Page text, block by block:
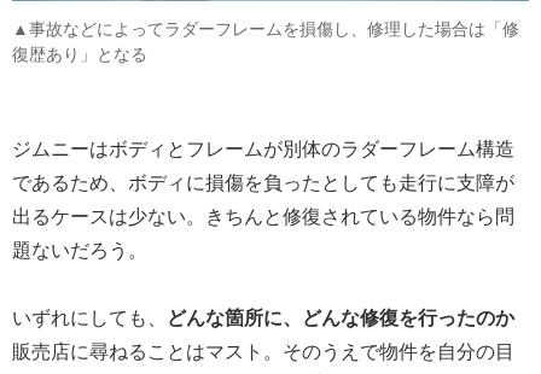
▲事故などによってラダーフレームを損傷し、修理した場合は「修
復歴あり」となる
ジムニーはボディとフレームが別体のラダーフレーム構造
であるため、ボディに損傷を負ったとしても走行に支障が
出るケースは少ない。きちんと修復されている物件なら問
題ないだろう。
いずれにしても、
どんな箇所に、どんな修復を行ったのか
販売店に尋ねることはマスト。そのうえで物件を自分の目